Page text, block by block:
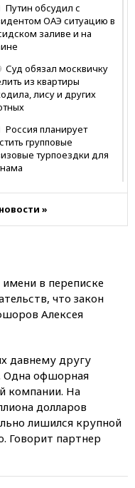
Путин обсудил с
ОАЭ ситуацию в
заливе и на
Суд обязал москвичку
из квартиры
лису и других
Россия планирует
групповые
турпоездки для
показателей
Минцифры РФ не
вводить
на доступ детей
Резаи: Иран не допустит
второго маршрута в
проливе
Жители Москвы и
сообщили о
для
»
в переписке
что закон
Алексея
давнему другу
Одна офшорная
компании. На
долларов
лишился крупной
Говорит партнер